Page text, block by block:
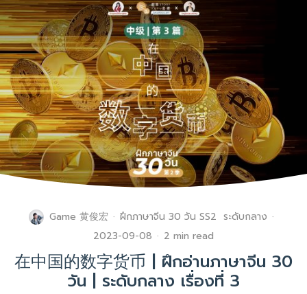
Game 黄俊宏 · ฝึกภาษาจีน 30 วัน SS2 ระดับกลาง ·
2023-09-08 · 2 min read
在中国的数字货币 | ฝึกอ่านภาษาจีน 30
วัน | ระดับกลาง เรื่องที่ 3